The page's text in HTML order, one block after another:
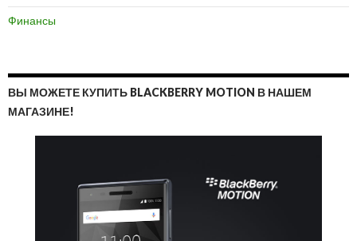
Финансы
ВЫ МОЖЕТЕ КУПИТЬ BLACKBERRY MOTION В НАШЕМ
МАГАЗИНЕ!